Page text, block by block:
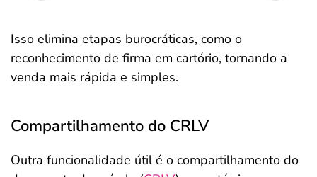
Isso elimina etapas burocráticas, como o
reconhecimento de firma em cartório, tornando a
venda mais rápida e simples.
Compartilhamento do CRLV
Outra funcionalidade útil é o compartilhamento do